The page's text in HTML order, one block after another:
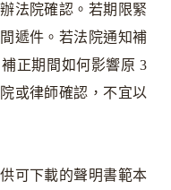
法院確認。若期限緊
遞件。若法院通知補
正期間如何影響原 3
或律師確認，不宜以
可下載的聲明書範本